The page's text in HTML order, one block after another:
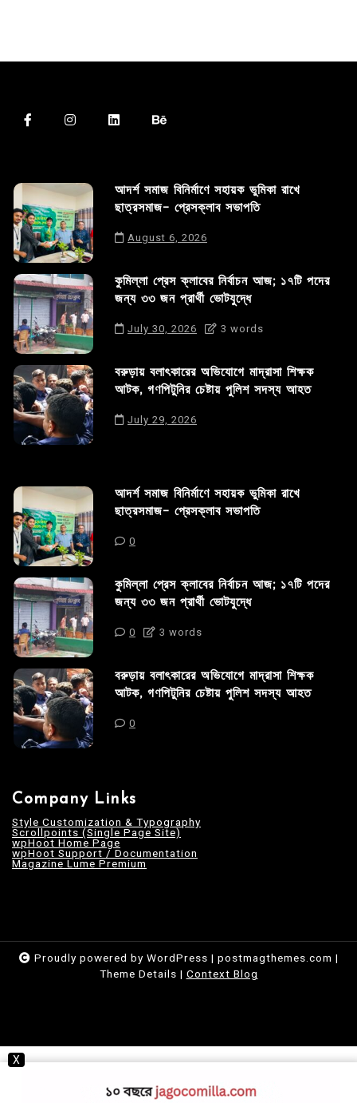
আদর্শ সমাজ বিনির্মাণে সহায়ক ভুমিকা রাখে
ছাত্রসমাজ- প্রেসক্লাব সভাপতি
August 6, 2026
কুমিল্লা প্রেস ক্লাবের নির্বাচন আজ; ১৭টি পদের
জন্য ৩৩ জন প্রার্থী ভোটযুদ্ধে
July 30, 2026 3 words
বরুড়ায় বলাৎকারের অভিযোগে মাদ্রাসা শিক্ষক
আটক, গণপিটুনির চেষ্টায় পুলিশ সদস্য আহত
July 29, 2026
আদর্শ সমাজ বিনির্মাণে সহায়ক ভুমিকা রাখে
ছাত্রসমাজ- প্রেসক্লাব সভাপতি
0
কুমিল্লা প্রেস ক্লাবের নির্বাচন আজ; ১৭টি পদের
জন্য ৩৩ জন প্রার্থী ভোটযুদ্ধে
0 3 words
বরুড়ায় বলাৎকারের অভিযোগে মাদ্রাসা শিক্ষক
আটক, গণপিটুনির চেষ্টায় পুলিশ সদস্য আহত
0
Company Links
Style Customization & Typography
Scrollpoints (Single Page Site)
wpHoot Home Page
wpHoot Support / Documentation
Magazine Lume Premium
Proudly powered by WordPress | postmagthemes.com |
Theme Details | Context Blog
X